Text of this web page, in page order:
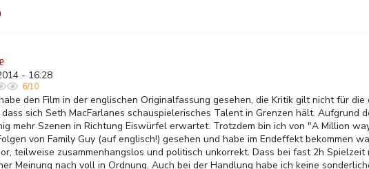
- 16:28
6/10
den Film in der englischen Originalfassung gesehen, die Kritik gilt nicht für die
sich Seth MacFarlanes schauspielerisches Talent in Grenzen hält. Aufgrund
mehr Szenen in Richtung Eiswürfel erwartet. Trotzdem bin ich von "A Million
von Family Guy (auf englisch!) gesehen und habe im Endeffekt bekommen
teilweise zusammenhangslos und politisch unkorrekt. Dass bei fast 2h
Meinung nach voll in Ordnung. Auch bei der Handlung habe ich keine